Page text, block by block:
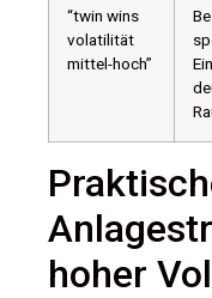
“twin wins
volatilität
mittel-hoch”
hoher